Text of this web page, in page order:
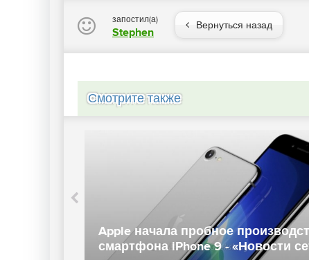
запостил(а)
Stephen
Вернуться назад
Смотрите также
Apple начала пробное
смартфона iPhone 9 - «Новости